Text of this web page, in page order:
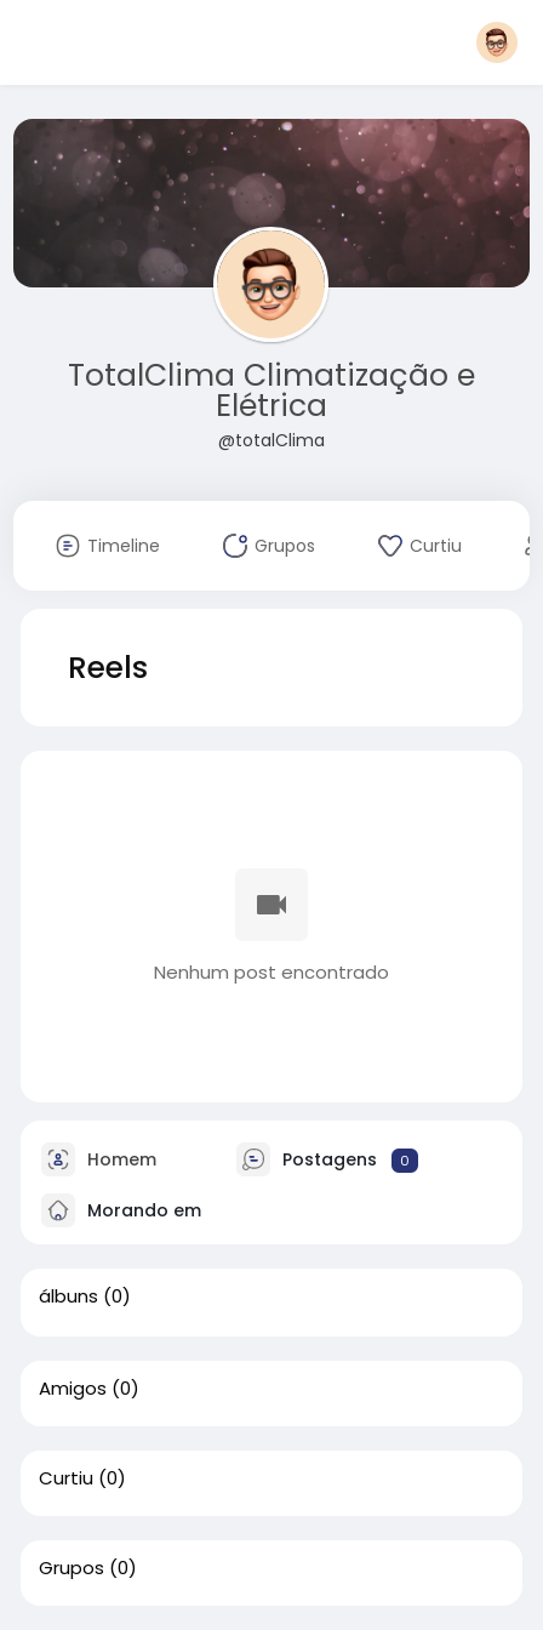
TotalClima Climatização e
Elétrica
@totalClima
Timeline Grupos Curtiu
Reels
Nenhum post encontrado
Homem Postagens 0
Morando em
álbuns (0)
Amigos (0)
Curtiu (0)
Grupos (0)